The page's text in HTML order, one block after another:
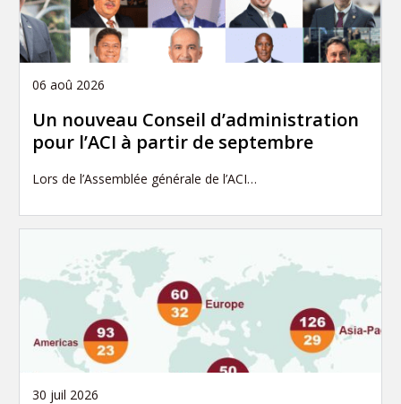
06 aoû 2026
Un nouveau Conseil d’administration
pour l’ACI à partir de septembre
Lors de l’Assemblée générale de l’ACI…
30 juil 2026